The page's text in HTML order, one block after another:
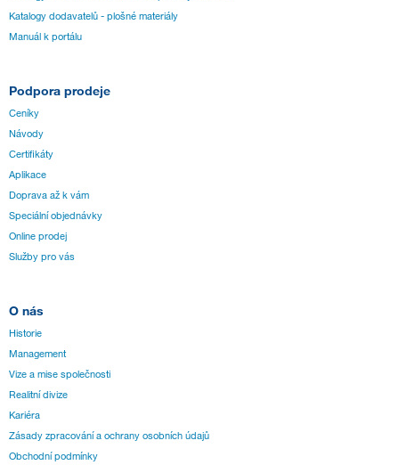
Katalogy dodavatelů - plošné materiály
Manuál k portálu
Podpora prodeje
Ceníky
Návody
Certifikáty
Aplikace
Doprava až k vám
Speciální objednávky
Online prodej
Služby pro vás
O nás
Historie
Management
Vize a mise společnosti
Realitní divize
Kariéra
Zásady zpracování a ochrany osobních údajů
Obchodní podmínky